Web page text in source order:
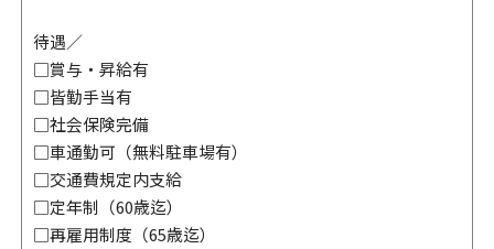
待遇／
□賞与・昇給有
□皆勤手当有
□社会保険完備
□車通勤可（無料駐車場有）
□交通費規定内支給
□定年制（60歳迄）
□再雇用制度（65歳迄）